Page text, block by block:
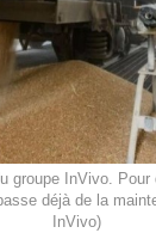
groupe InVivo.
déjà de la
InVivo)